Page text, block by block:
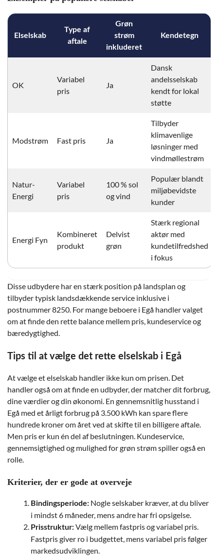
Elselskab
Type af
aftale
Grøn
strøm
inkluderet
Kendetegn
OK
Variabel
pris
Ja
Dansk
andelsselskab
kendt for lokal
støtte
Modstrøm Fast pris Ja
Tilbyder
klimavenlige
løsninger med
vindmøllestrøm
Natur-
Energi
Variabel
pris
100 % sol
og vind
Populær blandt
miljøbevidste
kunder
Energi Fyn
Kombineret
produkt
Delvist
grøn
Stærk regional
aktør med
kundetilfredshed
i fokus
Disse udbydere har en stærk position på landsplan og
tilbyder typisk landsdækkende service inklusive i
postnummer 8250. For mange beboere i Egå handler valget
om at finde den rette balance mellem pris, kundeservice og
bæredygtighed.
Tips til at vælge det rette elselskab i Egå
At vælge et elselskab handler ikke kun om prisen. Det
handler også om at finde en udbyder, der matcher dit forbrug,
dine værdier og din økonomi. En gennemsnitlig husstand i
Egå med et årligt forbrug på 3.500 kWh kan spare flere
hundrede kroner om året ved at skifte til en billigere aftale.
Men pris er kun én del af beslutningen. Kundeservice,
gennemsigtighed og mulighed for grøn strøm spiller også en
rolle.
Kriterier, der er gode at overveje
Bindingsperiode: Nogle selskaber kræver, at du bliver
i mindst 6 måneder, mens andre har fri opsigelse.
Prisstruktur:Vælg mellem fastpris og variabel pris.
Fastpris giver ro i budgettet, mens variabel pris følger
markedsudviklingen.